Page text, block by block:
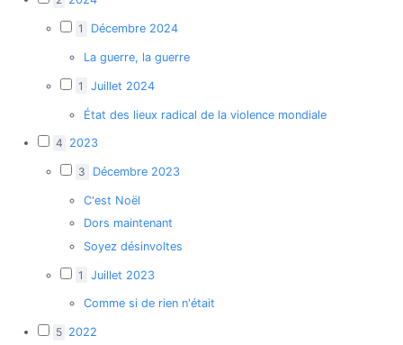
1 Décembre 2024
La guerre, la guerre
1 Juillet 2024
État des lieux radical de la violence mondiale
4 2023
3 Décembre 2023
C'est Noël
Dors maintenant
Soyez désinvoltes
1 Juillet 2023
Comme si de rien n'était
5 2022